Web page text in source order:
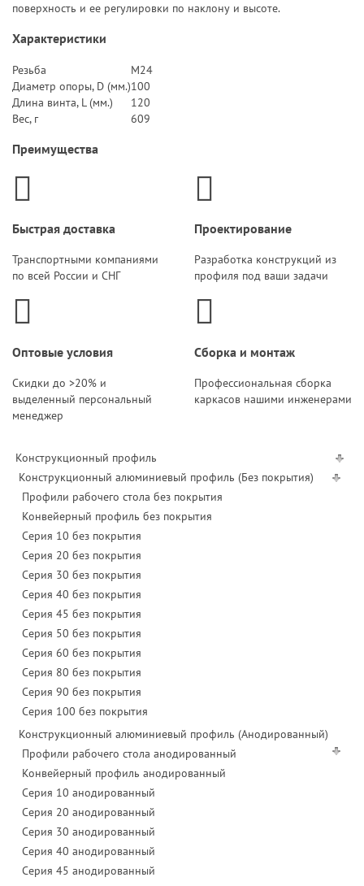
поверхность и ее регулировки по наклону и высоте.
Характеристики
Резьба
M24
Диаметр опоры, D (мм.)100
Длина винта, L (мм.)
120
Вес, г
609
Преимущества
Быстрая доставка
Транспортными компаниями
по всей России и СНГ
Проектирование
Разработка конструкций из
профиля под ваши задачи
Оптовые условия
Скидки до >20% и
выделенный персональный
менеджер
Сборка и монтаж
Профессиональная сборка
каркасов нашими инженерами
Конструкционный профиль
Конструкционный алюминиевый профиль (Без покрытия)
Профили рабочего стола без покрытия
Конвейерный профиль без покрытия
Серия 10 без покрытия
Серия 20 без покрытия
Серия 30 без покрытия
Серия 40 без покрытия
Серия 45 без покрытия
Серия 50 без покрытия
Серия 60 без покрытия
Серия 80 без покрытия
Серия 90 без покрытия
Серия 100 без покрытия
Конструкционный алюминиевый профиль (Анодированный)
Профили рабочего стола анодированный
Конвейерный профиль анодированный
Серия 10 анодированный
Серия 20 анодированный
Серия 30 анодированный
Серия 40 анодированный
Серия 45 анодированный